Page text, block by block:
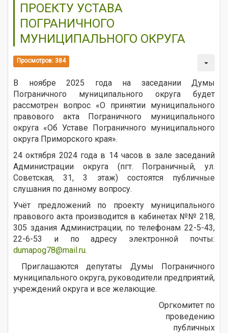
ПРОЕКТУ УСТАВА
ПОГРАНИЧНОГО
МУНИЦИПАЛЬНОГО ОКРУГА
Просмотров: 384
В ноябре 2025 года на заседании Думы
Пограничного муниципального округа будет
рассмотрен вопрос «О принятии муниципального
правового акта Пограничного муниципального
округа «Об Уставе Пограничного муниципального
округа Приморского края».
24 октября 2024 года в 14 часов в зале заседаний
Администрации округа (пгт. Пограничный, ул.
Советская, 31, 3 этаж) состоятся публичные
слушания по данному вопросу.
Учёт предложений по проекту муниципального
правового акта производится в кабинетах №№ 218,
305 здания Администрации, по телефонам 22-5-43,
22-6-53 и по адресу электронной почты:
dumapog78@mail.ru.
Приглашаются депутаты Думы Пограничного
муниципального округа, руководители предприятий,
учреждений округа и все желающие.
Оргкомитет по
проведению
публичных